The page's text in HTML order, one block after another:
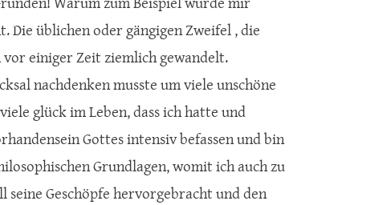
Die üblichen oder gängigen Zweifel , die
einiger Zeit ziemlich gewandelt.
nachdenken musste um viele unschöne
glück im Leben, dass ich hatte und
Gottes intensiv befassen und bin
Grundlagen, womit ich auch zu
seine Geschöpfe hervorgebracht und den